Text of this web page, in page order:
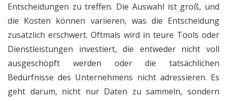
Entscheidungen zu treffen. Die Auswahl ist groß, und
die Kosten können variieren, was die Entscheidung
zusätzlich erschwert. Oftmals wird in teure Tools oder
Dienstleistungen investiert, die entweder nicht voll
ausgeschöpft werden oder die tatsächlichen
Bedürfnisse des Unternehmens nicht adressieren. Es
geht darum, nicht nur Daten zu sammeln, sondern